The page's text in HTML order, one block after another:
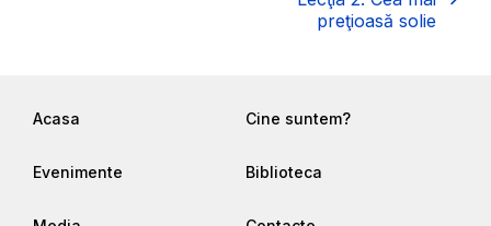
preţioasă solie
Acasa Cine suntem?
Evenimente Biblioteca